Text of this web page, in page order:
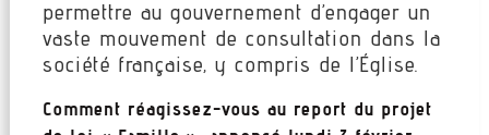
permettre au gouvernement d’engager un
vaste mouvement de consultation dans la
société française, y compris de l’Église.
Comment réagissez-vous au report du projet